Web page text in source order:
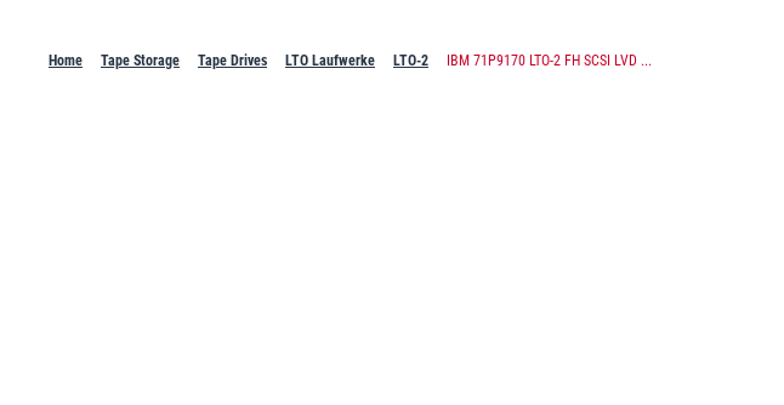
Home Tape Storage Tape Drives LTO Laufwerke LTO-2 IBM 71P9170 LTO-2 FH SCSI LVD ...